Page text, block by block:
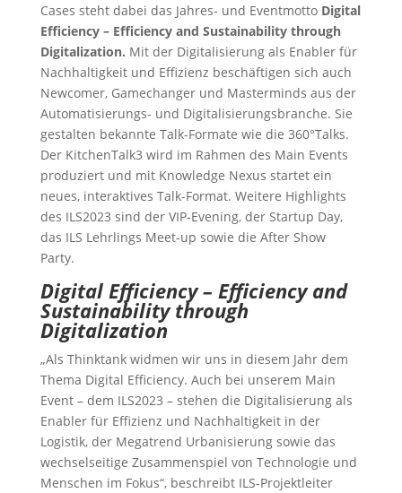
Cases steht dabei das Jahres- und Eventmotto Digital
Efficiency – Efficiency and Sustainability through
Digitalization. Mit der Digitalisierung als Enabler für
Nachhaltigkeit und Effizienz beschäftigen sich auch
Newcomer, Gamechanger und Masterminds aus der
Automatisierungs- und Digitalisierungsbranche. Sie
gestalten bekannte Talk-Formate wie die 360°Talks.
Der KitchenTalk3 wird im Rahmen des Main Events
produziert und mit Knowledge Nexus startet ein
neues, interaktives Talk-Format. Weitere Highlights
des ILS2023 sind der VIP-Evening, der Startup Day,
das ILS Lehrlings Meet-up sowie die After Show
Party.
Digital Efficiency – Efficiency and
Sustainability through
Digitalization
„Als Thinktank widmen wir uns in diesem Jahr dem
Thema Digital Efficiency. Auch bei unserem Main
Event – dem ILS2023 – stehen die Digitalisierung als
Enabler für Effizienz und Nachhaltigkeit in der
Logistik, der Megatrend Urbanisierung sowie das
wechselseitige Zusammenspiel von Technologie und
Menschen im Fokus“, beschreibt ILS-Projektleiter